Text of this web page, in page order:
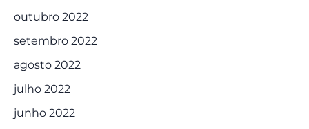
outubro 2022
setembro 2022
agosto 2022
julho 2022
junho 2022